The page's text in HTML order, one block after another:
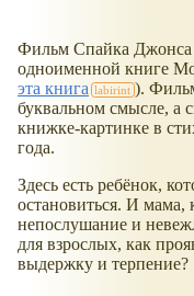
Фильм Спайка Джонса
одноименной книге
эта книга
).
буквальном смысле, а
книжке-картинке в
года.
Здесь есть ребёнок,
остановиться. И мама,
непослушание и
для взрослых, как
выдержку и терпение?